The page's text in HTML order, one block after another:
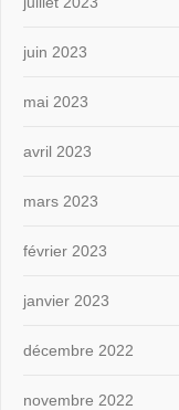
juin 2023
mai 2023
avril 2023
mars 2023
février 2023
janvier 2023
décembre 2022
novembre 2022